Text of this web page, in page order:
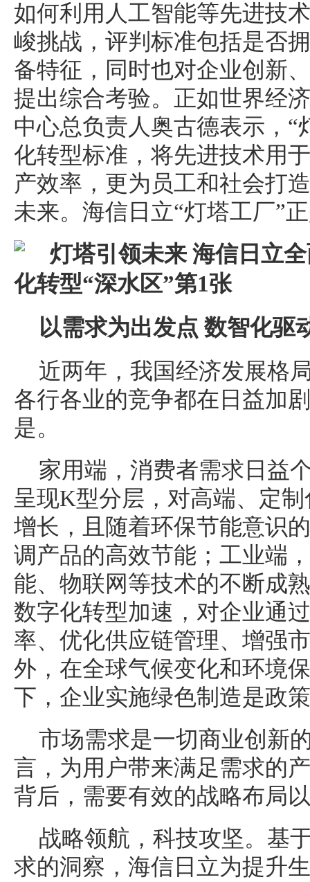
如何利用人工智能等先进技
峻挑战，评判标准包括是否
备特征，同时也对企业创新
提出综合考验。正如世界经
中心总负责人奥古德表示，“
化转型标准，将先进技术用
产效率，更为员工和社会打
未来。海信日立“灯塔工厂”
以需求为出发点 数智化驱
近两年，我国经济发展格
各行各业的竞争都在日益加
是。
家用端，消费者需求日益
呈现K型分层，对高端、定
增长，且随着环保节能意识
调产品的高效节能；工业端
能、物联网等技术的不断成
数字化转型加速，对企业通
率、优化供应链管理、增强
外，在全球气候变化和环境
下，企业实施绿色制造是政
市场需求是一切商业创新
言，为用户带来满足需求的
背后，需要有效的战略布局
战略领航，科技攻坚。基
求的洞察，海信日立为提升